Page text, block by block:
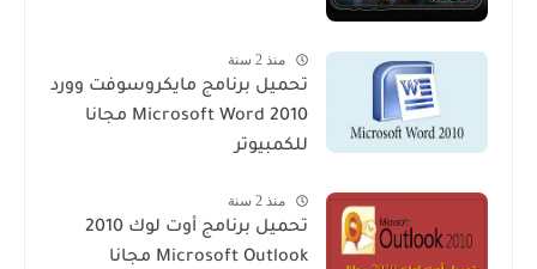
منذ 2 سنة
تحميل برنامج مايكروسوفت وورد
2010 Microsoft Word مجانا
للكمبيوتر
منذ 2 سنة
تحميل برنامج أوت لوك 2010
Microsoft Outlook مجانا